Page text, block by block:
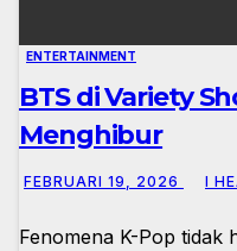
ENTERTAINMENT
BTS di Variety
Menghibur
FEBRUARI 19, 2026 I
Fenomena K-Pop tidak